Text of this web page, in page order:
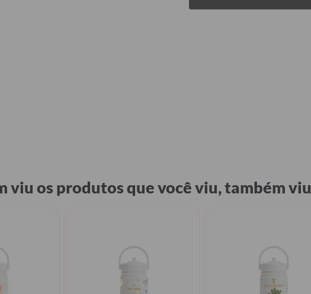
viu os produtos que você viu, também viu